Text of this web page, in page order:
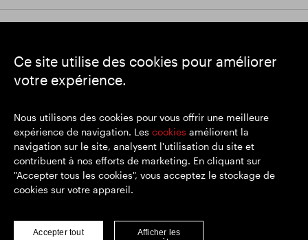
Ce site utilise des cookies pour améliorer
votre expérience.
Nous utilisons des cookies pour vous offrir une meilleure
expérience de navigation. Les cookies améliorent la
navigation sur le site, analysent l'utilisation du site et
contribuent à nos efforts de marketing. En cliquant sur
"Accepter tous les cookies", vous acceptez le stockage de
cookies sur votre appareil.
Accepter tout
Afficher les
SEGRO
Siège social : 1 New Burlington Place, Londres W1S 2HR
Lieu d'immatriculation : Angleterre et Pays de Galles
© SEGRO 2022
Clause de non-responsabilité
Politique de cookies